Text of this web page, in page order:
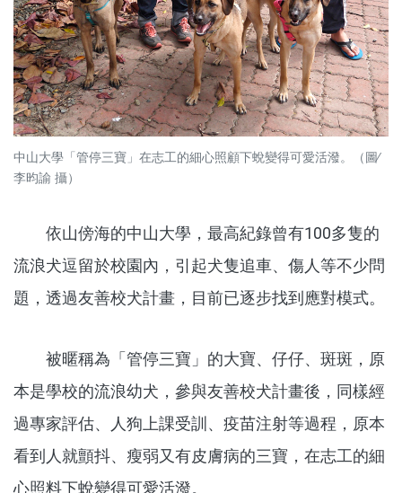
中山大學「管停三寶」在志工的細心照顧下蛻變得可愛活潑。（圖∕
李昀諭 攝）
依山傍海的中山大學，最高紀錄曾有100多隻的
流浪犬逗留於校園內，引起犬隻追車、傷人等不少問
題，透過友善校犬計畫，目前已逐步找到應對模式。
被暱稱為「管停三寶」的大寶、仔仔、斑斑，原
本是學校的流浪幼犬，參與友善校犬計畫後，同樣經
過專家評估、人狗上課受訓、疫苗注射等過程，原本
看到人就顫抖、瘦弱又有皮膚病的三寶，在志工的細
心照料下蛻變得可愛活潑。